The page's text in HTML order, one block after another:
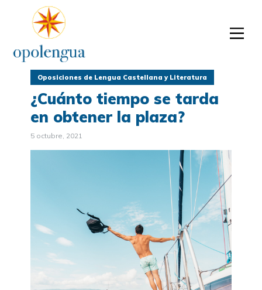
Oposiciones de Lengua Castellana y Literatura
¿Cuánto tiempo se tarda
en obtener la plaza?
5 octubre, 2021